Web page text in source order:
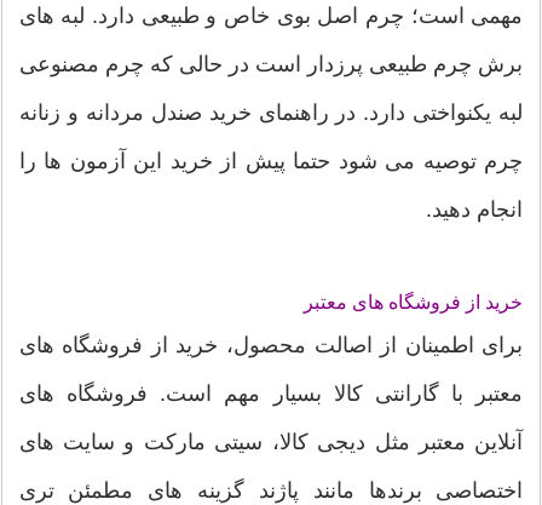
مهمی است؛ چرم اصل بوی خاص و طبیعی دارد. لبه های
برش چرم طبیعی پرزدار است در حالی که چرم مصنوعی
لبه یکنواختی دارد. در راهنمای خرید صندل مردانه و زنانه
چرم توصیه می شود حتما پیش از خرید این آزمون ها را
انجام دهید.
خرید از فروشگاه های معتبر
برای اطمینان از اصالت محصول، خرید از فروشگاه های
معتبر با گارانتی کالا بسیار مهم است. فروشگاه های
آنلاین معتبر مثل دیجی کالا، سیتی مارکت و سایت های
اختصاصی برندها مانند پاژند گزینه های مطمئن تری